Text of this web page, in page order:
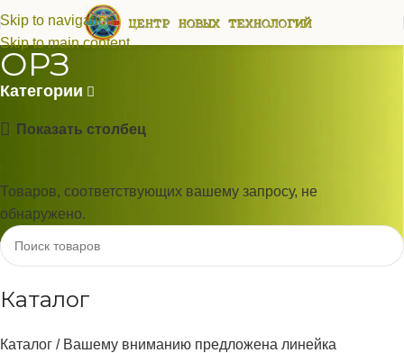
Skip to navigation
Skip to main content
ОРЗ
Категории
Показать столбец
Товаров, соответствующих вашему запросу, не
обнаружено.
Каталог
Каталог / Вашему вниманию предложена линейка